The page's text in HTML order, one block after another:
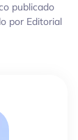
publicado
por Editorial